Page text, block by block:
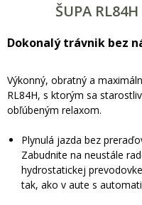
ŠUPA
Dokonalý trávnik bez
Výkonný, obratný a
RL84H, s ktorým sa
obľúbeným relaxom.
Plynulá jazda bez
Zabudnite na neustále
hydrostatickej
tak, ako v aute s